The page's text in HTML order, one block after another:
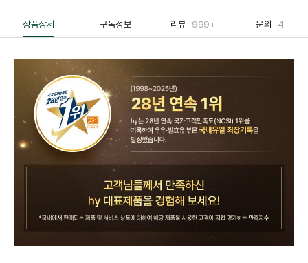
상품상세 구독정보 리뷰 999+ 문의 4